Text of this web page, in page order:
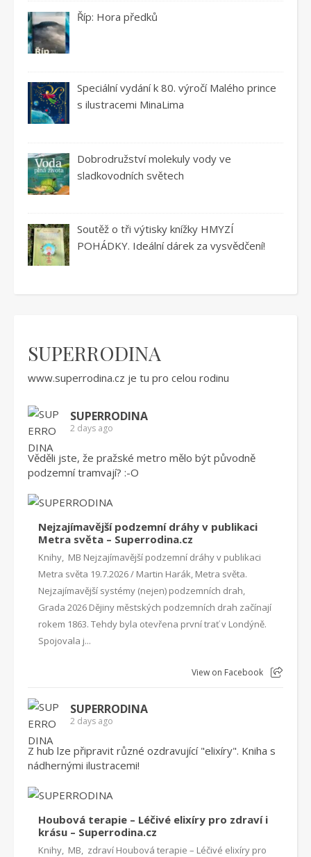
Říp: Hora předků
Speciální vydání k 80. výročí Malého prince
s ilustracemi MinaLima
Dobrodružství molekuly vody ve
sladkovodních světech
Soutěž o tři výtisky knížky HMYZÍ
POHÁDKY. Ideální dárek za vysvědčení!
SUPERRODINA
www.superrodina.cz je tu pro celou rodinu
SUPERRODINA
2 days ago
Věděli jste, že pražské metro mělo být původně
podzemní tramvají? :-O
Nejzajímavější podzemní dráhy v publikaci
Metra světa – Superrodina.cz
Knihy, MB Nejzajímavější podzemní dráhy v publikaci
Metra světa 19.7.2026 / Martin Harák, Metra světa.
Nejzajímavější systémy (nejen) podzemních drah,
Grada 2026 Dějiny městských podzemních drah začínají
rokem 1863. Tehdy byla otevřena první trať v Londýně.
Spojovala j...
View on Facebook
SUPERRODINA
2 days ago
Z hub lze připravit různé ozdravující "elixíry". Kniha s
nádhernými ilustracemi!
Houbová terapie – Léčivé elixíry pro zdraví i
krásu – Superrodina.cz
Knihy, MB, zdraví Houbová terapie – Léčivé elixíry pro